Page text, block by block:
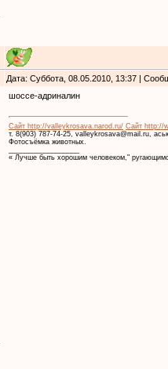
Дата: Суббота, 08.05.2010, 13:37 |
шоссе-адриналин
Сайт http://valleykrosava.narod.ru/ Сайт http://
т. 8(903) 787-74-25, valleykrosava@mail.ru,
Фотосъёмка животных.
« Лучше быть хорошим человеком,"